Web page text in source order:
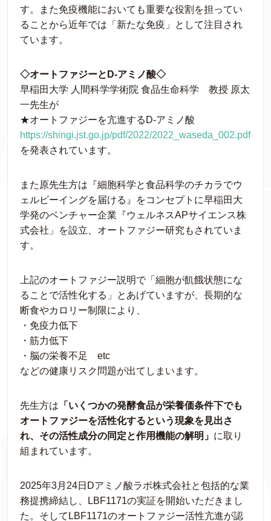
す。また免疫機能においても重要な役割を担ってい
ることから近年では「新たな免疫」として注目され
ています。
◇オートファジーとD-アミノ酸◇
早稲田大学 人間科学学術院 食品生命科学 教授 原太
一先生が
★オートファジーを亢進するD-アミノ酸
https://shingi.jst.go.jp/pdf/2022/2022_waseda_002.pdf
を発表されています。
また原先生方は『細胞科学と食品科学のチカラでウ
ェルビーイングを届ける』をコンセプトに早稲田大
学発のベンチャー企業『ウェルネスAPサイエンス株
式会社」を設立、オートファジー研究もされていま
す。
上記のオートファジー説明で「細胞が飢餓状態にな
ることで活性化する」とあげていますが、長期的な
断食やカロリー制限により、
・免疫力低下
・筋力低下
・脳の栄養不足 etc
などの健康リスク問題が出てしまいます。
先生方は 「いくつかの発酵食品が栄養価条件下でも
オートファジーを活性化するという現象を見出さ
れ、その活性成分の同定と作用機能の解明」 に取り
組まれています。
2025年3月24日Dアミノ酸ラボ株式会社と包括的な業
務提携締結し、LBF1171の実証を開始いただきまし
た。そしてLBF1171のオートファジー活性亢進が認